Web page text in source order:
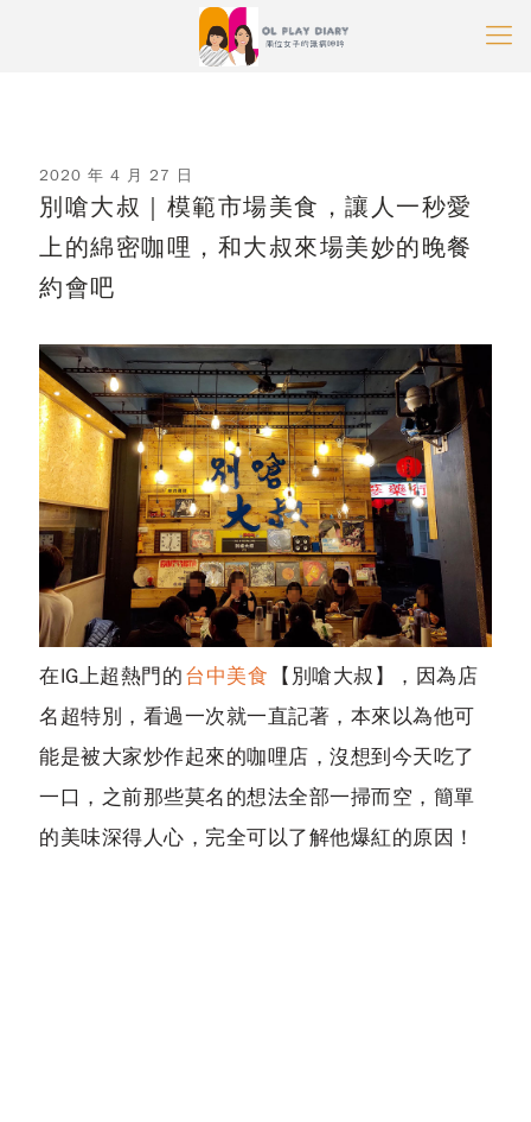
2020 年 4 月 27 日
別嗆大叔｜模範市場美食，讓人一秒愛
上的綿密咖哩，和大叔來場美妙的晚餐
約會吧
在IG上超熱門的台中美食
【別嗆大叔】，因為店
名超特別，看過一次就一直記著，本來以為他可
能是被大家炒作起來的咖哩店，沒想到今天吃了
一口，之前那些莫名的想法全部一掃而空，簡單
的美味深得人心，完全可以了解他爆紅的原因！